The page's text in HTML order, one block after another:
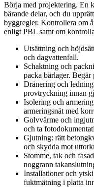
Börja med projektering. En
bärande delar, och du
byggregler. Kontrollera om
enligt PBL samt om
Utsättning och
och dagvattenfall.
Schaktning och
packa bärlager.
Dränering och
provtryckning innan
Isolering och
armeringsnät med
Golvvärme och
och ta
Gjutning: rätt
och skydda mot
Stomme, tak och
noggrann
Installationer och
fuktmätning i platta